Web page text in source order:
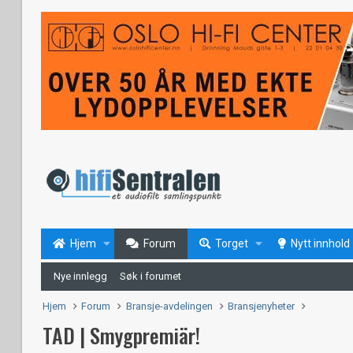
Hjem Forum Torget Nytt innhold
Nye innlegg Søk i forumet
Hjem Forum Bransje-avdelingen Bransjenyheter
TAD | Smygpremiär!